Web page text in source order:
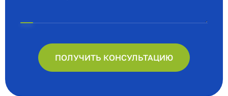
ПОЛУЧИТЬ КОНСУЛЬТАЦИЮ